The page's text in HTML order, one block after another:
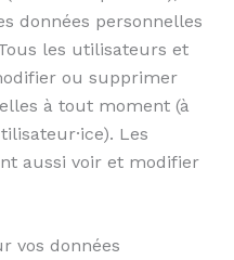
données personnelles
les utilisateurs et
ou supprimer
à tout moment (à
Les
aussi voir et modifier
vos données